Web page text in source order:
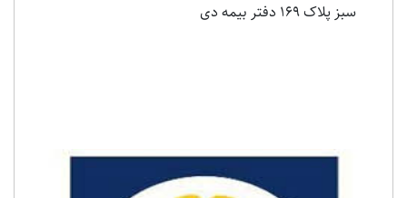
سبز پلاک 169 دفتر بیمه دی